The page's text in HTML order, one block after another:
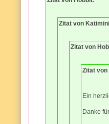
Zitat von
Zitat von
Zitat
Ein
Danke